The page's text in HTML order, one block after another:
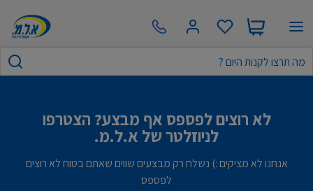
לא רוצים לפספס אף מבצע? הצטרפו
לניוזלטר של א.ל.מ.
אנחנו לא מציקים :) נשלח רק מבצעים שווים שאתם בטוח לא רוצים
לפספס